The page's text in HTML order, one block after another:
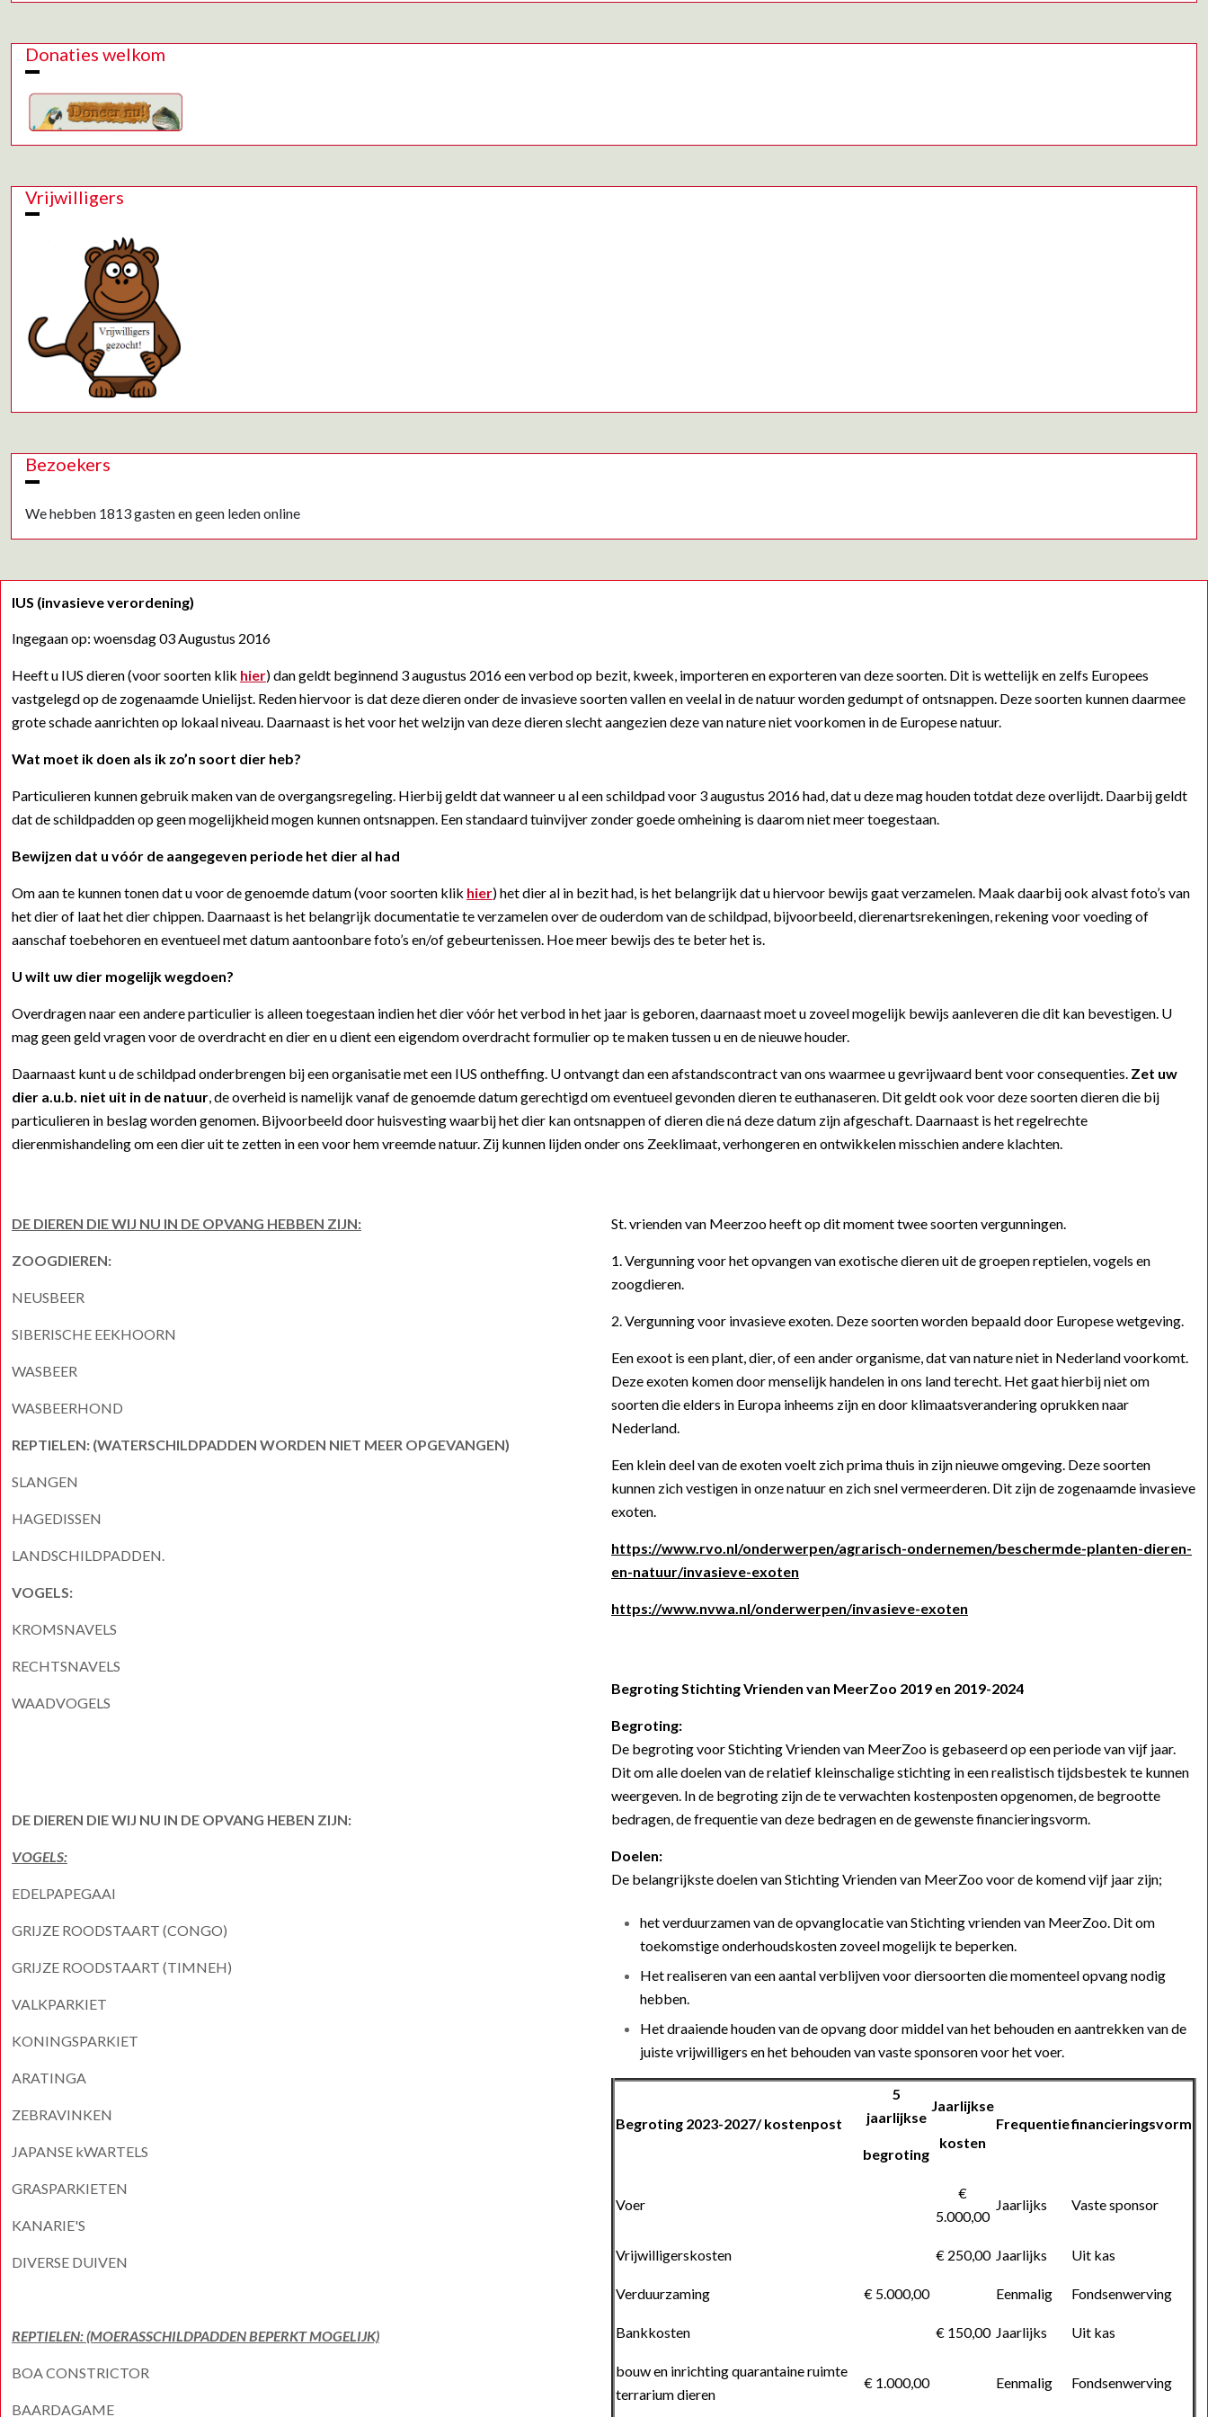
Donaties welkom
Vrijwilligers
Bezoekers
We hebben 1813 gasten en geen leden online
IUS (invasieve verordening)
Ingegaan op: woensdag 03 Augustus 2016
Heeft u IUS dieren (voor soorten klik hier) dan geldt beginnend 3 augustus 2016 een verbod op bezit, kweek, importeren en exporteren van deze soorten. Dit is wettelijk en zelfs Europees
vastgelegd op de zogenaamde Unielijst. Reden hiervoor is dat deze dieren onder de invasieve soorten vallen en veelal in de natuur worden gedumpt of ontsnappen. Deze soorten kunnen daarmee
grote schade aanrichten op lokaal niveau. Daarnaast is het voor het welzijn van deze dieren slecht aangezien deze van nature niet voorkomen in de Europese natuur.
Wat moet ik doen als ik zo’n soort dier heb?
Particulieren kunnen gebruik maken van de overgangsregeling. Hierbij geldt dat wanneer u al een schildpad voor 3 augustus 2016 had, dat u deze mag houden totdat deze overlijdt. Daarbij geldt
dat de schildpadden op geen mogelijkheid mogen kunnen ontsnappen. Een standaard tuinvijver zonder goede omheining is daarom niet meer toegestaan.
Bewijzen dat u vóór de aangegeven periode het dier al had
Om aan te kunnen tonen dat u voor de genoemde datum (voor soorten klik hier) het dier al in bezit had, is het belangrijk dat u hiervoor bewijs gaat verzamelen. Maak daarbij ook alvast foto’s van
het dier of laat het dier chippen. Daarnaast is het belangrijk documentatie te verzamelen over de ouderdom van de schildpad, bijvoorbeeld, dierenartsrekeningen, rekening voor voeding of
aanschaf toebehoren en eventueel met datum aantoonbare foto’s en/of gebeurtenissen. Hoe meer bewijs des te beter het is.
U wilt uw dier mogelijk wegdoen?
Overdragen naar een andere particulier is alleen toegestaan indien het dier vóór het verbod in het jaar is geboren, daarnaast moet u zoveel mogelijk bewijs aanleveren die dit kan bevestigen. U
mag geen geld vragen voor de overdracht en dier en u dient een eigendom overdracht formulier op te maken tussen u en de nieuwe houder.
Daarnaast kunt u de schildpad onderbrengen bij een organisatie met een IUS ontheffing. U ontvangt dan een afstandscontract van ons waarmee u gevrijwaard bent voor consequenties. Zet uw
dier a.u.b. niet uit in de natuur , de overheid is namelijk vanaf de genoemde datum gerechtigd om eventueel gevonden dieren te euthanaseren. Dit geldt ook voor deze soorten dieren die bij
particulieren in beslag worden genomen. Bijvoorbeeld door huisvesting waarbij het dier kan ontsnappen of dieren die ná deze datum zijn afgeschaft. Daarnaast is het regelrechte
dierenmishandeling om een dier uit te zetten in een voor hem vreemde natuur. Zij kunnen lijden onder ons Zeeklimaat, verhongeren en ontwikkelen misschien andere klachten.
DE DIEREN DIE WIJ NU IN DE OPVANG HEBBEN ZIJN:
ZOOGDIEREN:
NEUSBEER
SIBERISCHE EEKHOORN
WASBEER
WASBEERHOND
REPTIELEN: (WATERSCHILDPADDEN WORDEN NIET MEER OPGEVANGEN)
SLANGEN
HAGEDISSEN
LANDSCHILDPADDEN.
VOGELS:
KROMSNAVELS
RECHTSNAVELS
WAADVOGELS
DE DIEREN DIE WIJ NU IN DE OPVANG HEBEN ZIJN:
VOGELS:
EDELPAPEGAAI
GRIJZE ROODSTAART (CONGO)
GRIJZE ROODSTAART (TIMNEH)
VALKPARKIET
KONINGSPARKIET
ARATINGA
ZEBRAVINKEN
JAPANSE kWARTELS
GRASPARKIETEN
KANARIE'S
DIVERSE DUIVEN
REPTIELEN: (MOERASSCHILDPADDEN BEPERKT MOGELIJK)
BOA CONSTRICTOR
BAARDAGAME
St. vrienden van Meerzoo heeft op dit moment twee soorten vergunningen.
1. Vergunning voor het opvangen van exotische dieren uit de groepen reptielen, vogels en
zoogdieren.
2. Vergunning voor invasieve exoten. Deze soorten worden bepaald door Europese wetgeving.
Een exoot is een plant, dier, of een ander organisme, dat van nature niet in Nederland voorkomt.
Deze exoten komen door menselijk handelen in ons land terecht. Het gaat hierbij niet om
soorten die elders in Europa inheems zijn en door klimaatsverandering oprukken naar
Nederland.
Een klein deel van de exoten voelt zich prima thuis in zijn nieuwe omgeving. Deze soorten
kunnen zich vestigen in onze natuur en zich snel vermeerderen. Dit zijn de zogenaamde invasieve
exoten.
https://www.rvo.nl/onderwerpen/agrarisch-ondernemen/beschermde-planten-dieren-
en-natuur/invasieve-exoten
https://www.nvwa.nl/onderwerpen/invasieve-exoten
Begroting Stichting Vrienden van MeerZoo 2019 en 2019-2024
Begroting:
De begroting voor Stichting Vrienden van MeerZoo is gebaseerd op een periode van vijf jaar.
Dit om alle doelen van de relatief kleinschalige stichting in een realistisch tijdsbestek te kunnen
weergeven. In de begroting zijn de te verwachten kostenposten opgenomen, de begrootte
bedragen, de frequentie van deze bedragen en de gewenste financieringsvorm.
Doelen:
De belangrijkste doelen van Stichting Vrienden van MeerZoo voor de komend vijf jaar zijn;
het verduurzamen van de opvanglocatie van Stichting vrienden van MeerZoo. Dit om
toekomstige onderhoudskosten zoveel mogelijk te beperken.
Het realiseren van een aantal verblijven voor diersoorten die momenteel opvang nodig
hebben.
Het draaiende houden van de opvang door middel van het behouden en aantrekken van de
juiste vrijwilligers en het behouden van vaste sponsoren voor het voer.
Begroting 2023-2027/ kostenpost
5
jaarlijkse
begroting
Jaarlijkse
kosten
Frequentiefinancieringsvorm
Voer
€
5.000,00
Jaarlijks Vaste sponsor
Vrijwilligerskosten € 250,00 Jaarlijks Uit kas
Verduurzaming € 5.000,00 Eenmalig Fondsenwerving
Bankkosten € 150,00 Jaarlijks Uit kas
bouw en inrichting quarantaine ruimte
terrarium dieren
€ 1.000,00 Eenmalig Fondsenwerving